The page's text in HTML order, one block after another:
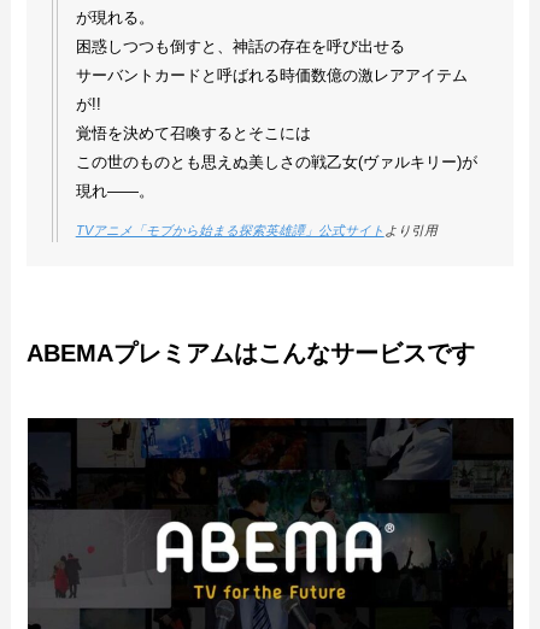
が現れる。
困惑しつつも倒すと、神話の存在を呼び出せる
サーバントカードと呼ばれる時価数億の激レアアイテム
が!!
覚悟を決めて召喚するとそこには
この世のものとも思えぬ美しさの戦乙女(ヴァルキリー)が
現れ――。
TVアニメ「モブから始まる探索英雄譚」公式サイト より引用
ABEMAプレミアムはこんなサービスです